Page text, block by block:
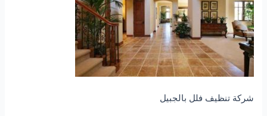
شركة تنظيف فلل بالجبيل